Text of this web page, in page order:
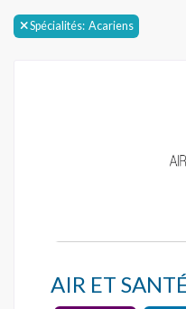
Spécialités: Acariens
AIR ET